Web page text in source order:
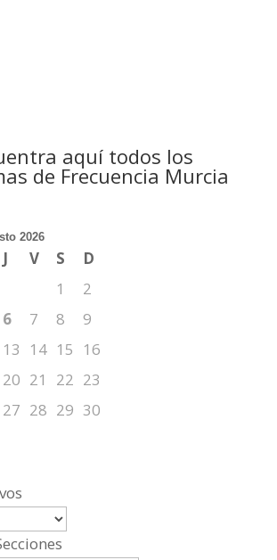
aquí todos los
de Frecuencia Murcia
2026
J V S
D
1
2
6 7 8
9
13 14 15
16
20 21 22 23
27 28 29 30